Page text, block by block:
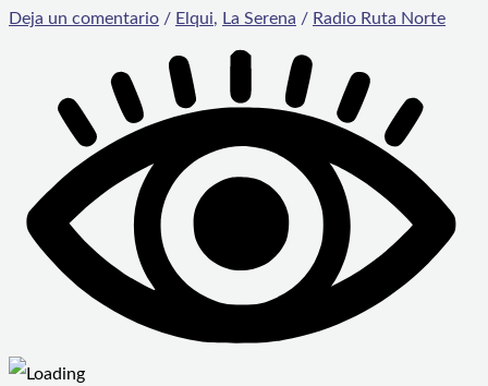
Deja un comentario / Elqui, La Serena / Radio Ruta Norte